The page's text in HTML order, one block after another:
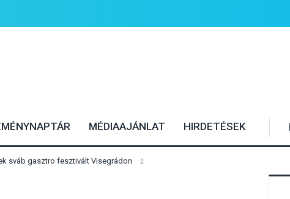
MÉDIAAJÁNLAT HIRDETÉSEK
sváb gasztro fesztivált Visegrádon